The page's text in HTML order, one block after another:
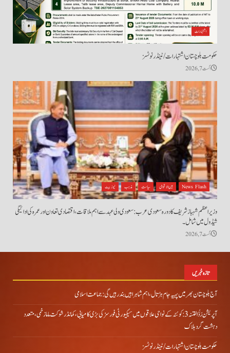
اشتہارات
حکومت بلوچستان اشتہارات/ ٹینڈر نوٹسز
اگست 7, 2026
News Flash بین الاقوامی سیاست مذہب نیوز بیٹ
وزیراعظم شہباز شریف کا دورہ سعودی عرب: سعودی ولی عہد سے اہم ملاقات، اقتصادی تعاون اور عمرہ کی ادائیگی
شیڈول میں شامل۔
اگست 7, 2026
تازہ خبریں
آج بلوچستان بھر میں پہیہ جام ہڑتال، اہم شاہراہیں بند رہیں گی: جماعت اسلامی
آپریشن رَدُّ الفتنہ 3: کوئٹہ کے نواحی علاقوں میں سیکیورٹی فورسز کی بڑی کامیابی، کمانڈر شوکت ماما زخمی، متعدد
دہشت گرد ہلاک
حکومت بلوچستان اشتہارات/ ٹینڈر نوٹسز